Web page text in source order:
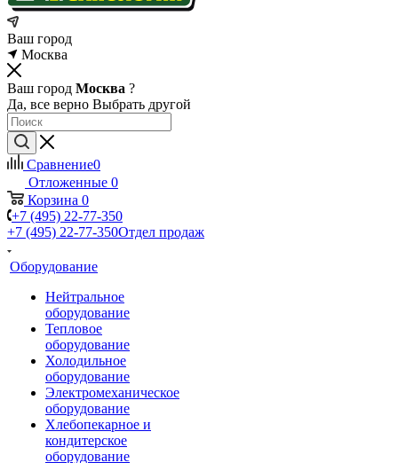
Ваш город
Москва
Ваш город Москва ?
Да, все верно Выбрать другой
Сравнение0
Отложенные 0
Корзина 0
+7 (495) 22-77-350
+7 (495) 22-77-350Отдел продаж
Оборудование
Нейтральное
оборудование
Тепловое
оборудование
Холодильное
оборудование
Электромеханическое
оборудование
Хлебопекарное и
кондитерское
оборудование